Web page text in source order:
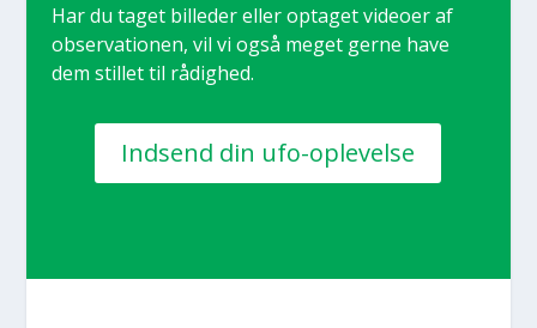
Har du taget bil­le­der eller opta­get video­er af
obser­va­tio­nen, vil vi også meget ger­ne have
dem stil­let til rådig­hed.
Ind­send din ufo-ople­vel­se